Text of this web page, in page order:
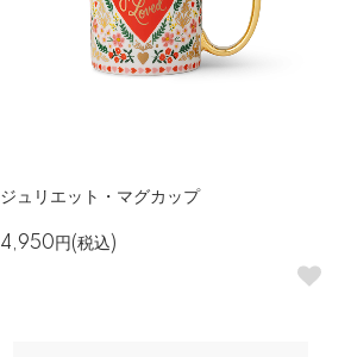
ジュリエット・マグカップ
4,950円(税込)